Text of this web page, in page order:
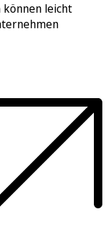
können leicht